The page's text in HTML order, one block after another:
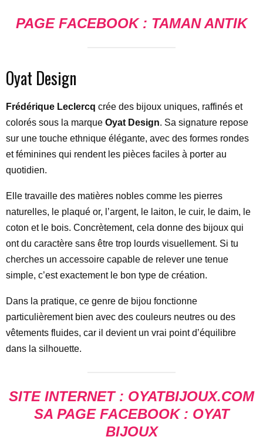
PAGE FACEBOOK : TAMAN ANTIK
Oyat Design
Frédérique Leclercq crée des bijoux uniques, raffinés et
colorés sous la marque Oyat Design. Sa signature repose
sur une touche ethnique élégante, avec des formes rondes
et féminines qui rendent les pièces faciles à porter au
quotidien.
Elle travaille des matières nobles comme les pierres
naturelles, le plaqué or, l’argent, le laiton, le cuir, le daim, le
coton et le bois. Concrètement, cela donne des bijoux qui
ont du caractère sans être trop lourds visuellement. Si tu
cherches un accessoire capable de relever une tenue
simple, c’est exactement le bon type de création.
Dans la pratique, ce genre de bijou fonctionne
particulièrement bien avec des couleurs neutres ou des
vêtements fluides, car il devient un vrai point d’équilibre
dans la silhouette.
SITE INTERNET : OYATBIJOUX.COM
SA PAGE FACEBOOK : OYAT
BIJOUX